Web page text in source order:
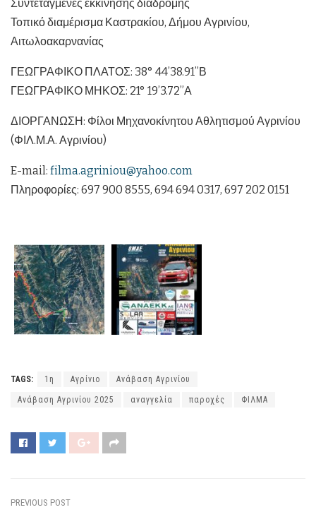
Συντεταγμένες εκκίνησης διαδρομής
Τοπικό διαμέρισμα Καστρακίου, Δήμου Αγρινίου,
Αιτωλοακαρνανίας
ΓΕΩΓΡΑΦΙΚΟ ΠΛΑΤΟΣ: 38° 44’38.91”Β
ΓΕΩΓΡΑΦΙΚΟ ΜΗΚΟΣ: 21° 19’3.72”Α
ΔΙΟΡΓΑΝΩΣΗ: Φίλοι Μηχανοκίνητου Αθλητισμού Αγρινίου
(ΦΙΛ.Μ.Α. Αγρινίου)
E-mail: filma.agriniou@yahoo.com
Πληροφορίες: 697 900 8555, 694 694 0317, 697 202 0151
TAGS: 1η Αγρίνιο Ανάβαση Αγρινίου
Ανάβαση Αγρινίου 2025 αναγγελία παροχές ΦΙΛΜΑ
PREVIOUS POST